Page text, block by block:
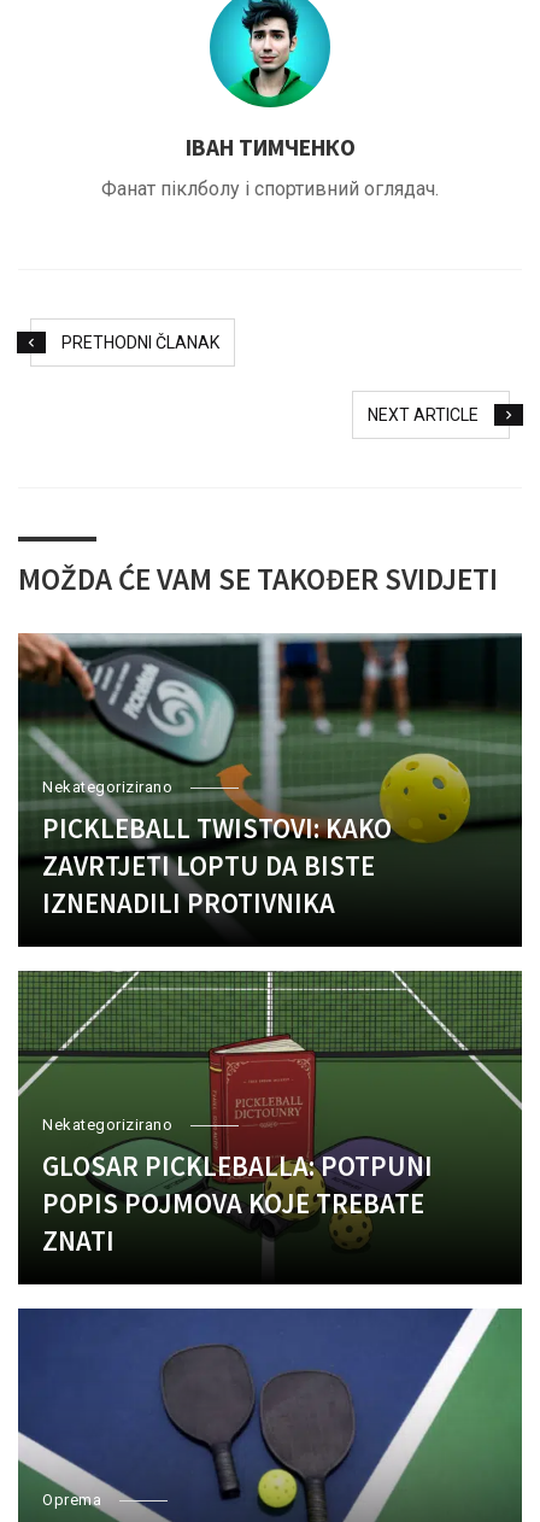
ІВАН ТИМЧЕНКО
Фанат піклболу і спортивний оглядач.
PRETHODNI ČLANAK
NEXT ARTICLE
MOŽDA ĆE VAM SE TAKOĐER SVIDJETI
Nekategorizirano
PICKLEBALL TWISTOVI: KAKO
ZAVRTJETI LOPTU DA BISTE
IZNENADILI PROTIVNIKA
Nekategorizirano
GLOSAR PICKLEBALLA: POTPUNI
POPIS POJMOVA KOJE TREBATE
ZNATI
Oprema